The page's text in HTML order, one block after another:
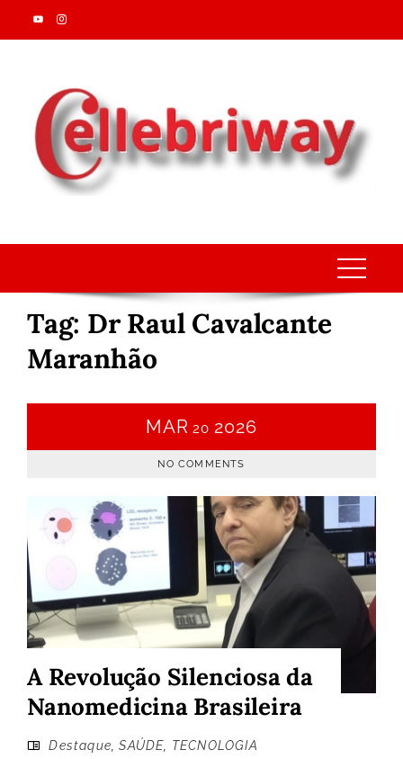
Skip
to
Tag: Dr Raul Cavalcante
Maranhão
MAR 20 2026
NO COMMENTS
A Revolução Silenciosa da
Nanomedicina Brasileira
Destaque ,SAÚDE TECNOLOGIA